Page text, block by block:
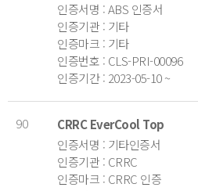
인증서명 : ABS 인증서
인증기관 : 기타
인증마크 : 기타
인증번호 : CLS-PRI-00096
인증기간 : 2023-05-10 ~
90
CRRC EverCool Top
인증서명 : 기타인증서
인증기관 : CRRC
인증마크 : CRRC 인증